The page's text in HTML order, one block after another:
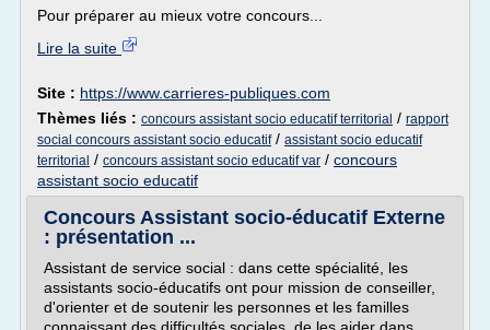
Pour préparer au mieux votre concours...
Lire la suite
Site : https://www.carrieres-publiques.com
Thèmes liés : concours assistant socio educatif territorial / rapport
social concours assistant socio educatif/ assistant socio educatif
territorial / concours assistant socio educatif var / concours
assistant socio educatif
Concours Assistant socio-éducatif Externe
: présentation ...
Assistant de service social : dans cette spécialité, les
assistants socio-éducatifs ont pour mission de conseiller,
d'orienter et de soutenir les personnes et les familles